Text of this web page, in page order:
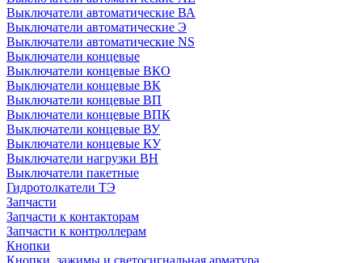
Выключатели автоматические ВА
Выключатели автоматические Э
Выключатели автоматические NS
Выключатели концевые
Выключатели концевые ВКО
Выключатели концевые ВК
Выключатели концевые ВП
Выключатели концевые ВПК
Выключатели концевые ВУ
Выключатели концевые КУ
Выключатели нагрузки ВН
Выключатели пакетные
Гидротолкатели ТЭ
Запчасти
Запчасти к контакторам
Запчасти к контроллерам
Кнопки